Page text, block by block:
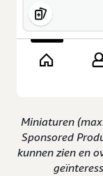
Miniaturen
Sponsored
kunnen zien en